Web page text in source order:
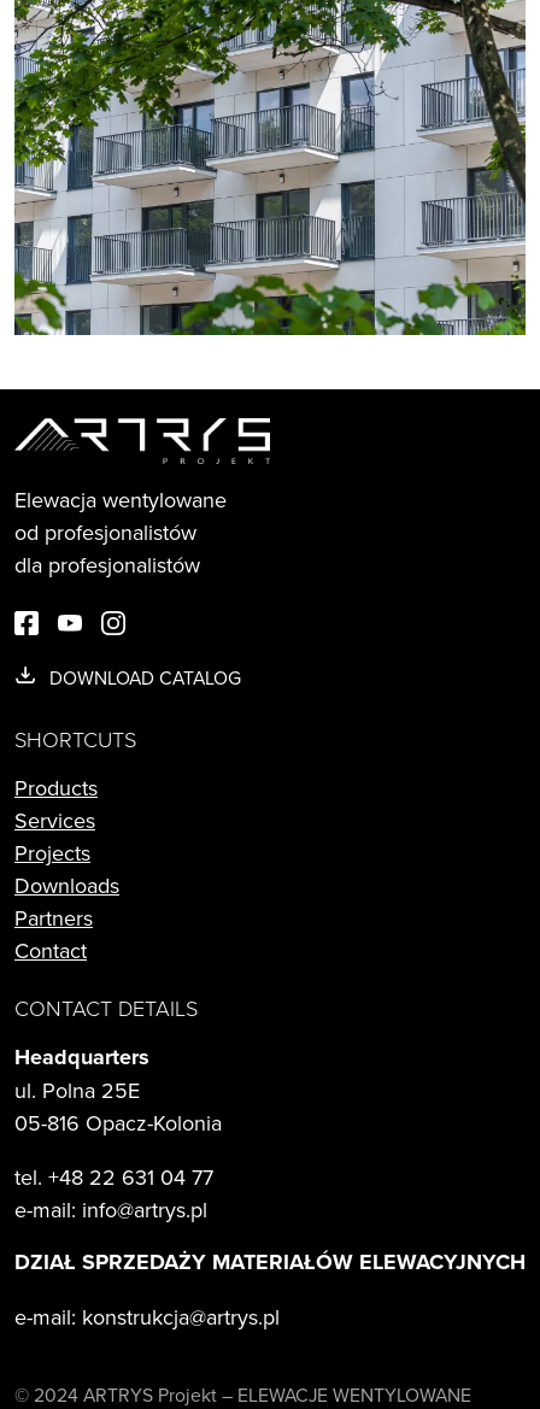
Elewacja wentylowane
od profesjonalistów
dla profesjonalistów
DOWNLOAD CATALOG
SHORTCUTS
Products
Services
Projects
Downloads
Partners
Contact
CONTACT DETAILS
Headquarters
ul. Polna 25E
05-816 Opacz-Kolonia
tel. +48 22 631 04 77
e-mail: info@artrys.pl
DZIAŁ SPRZEDAŻY MATERIAŁÓW ELEWACYJNYCH
e-mail: konstrukcja@artrys.pl
© 2024 ARTRYS Projekt – ELEWACJE WENTYLOWANE